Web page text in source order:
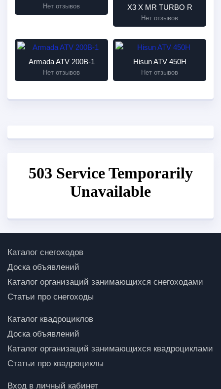
Нет отзывов
X3 X MR TURBO R
Нет отзывов
Armada ATV 200В-1
Нет отзывов
Hisun ATV 450H
Нет отзывов
Каталог снегоходов
Доска объявлений
Каталог организаций занимающихся снегоходами
Статьи про снегоходы
Каталог квадроциклов
Доска объявлений
Каталог организаций занимающихся квадроциклами
Статьи про квадроциклы
Вход в личный кабинет